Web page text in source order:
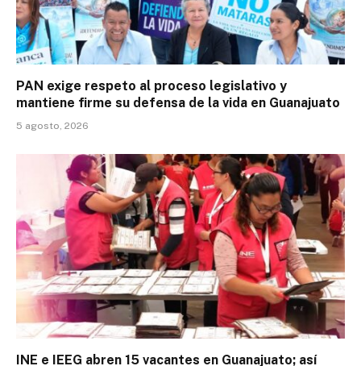
PAN exige respeto al proceso legislativo y
mantiene firme su defensa de la vida en Guanajuato
5 agosto, 2026
INE e IEEG abren 15 vacantes en Guanajuato; así